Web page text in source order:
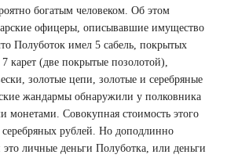
богатым человеком. Об этом
офицеры, описывавшие имущество
Полуботок имел 5 сабель, покрытых
карет (две покрытые позолотой),
золотые цепи, золотые и серебряные
жандармы обнаружили у полковника
монетами. Совокупная стоимость этого
серебряных рублей. Но доподлинно
личные деньги Полуботка, или деньги